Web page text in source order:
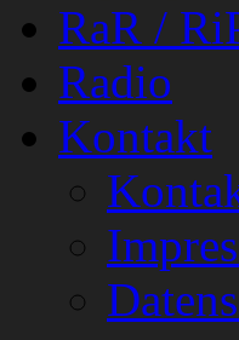
RaR /
Radio
Kontakt